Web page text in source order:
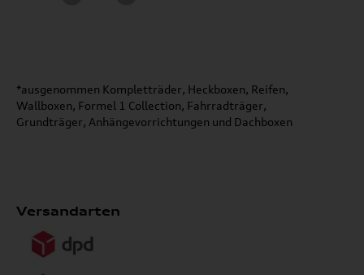
*ausgenommen Kompletträder, Heckboxen, Reifen,
Wallboxen, Formel 1 Collection, Fahrradträger,
Grundträger, Anhängevorrichtungen und Dachboxen
Versandarten